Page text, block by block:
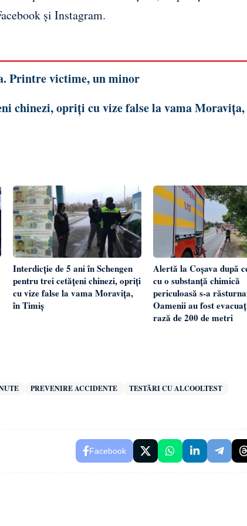
și Instagram.
Printre victime, un minor
chinezi, opriți cu vize false la vama
Interdicție de 5 ani în Schengen
pentru trei cetățeni chinezi, opriți
cu vize false la vama Moravița,
în Timiș
Alertă la Coșava după
cu o substanță chimică
periculoasă s-a
Oamenii au fost
rază de 200 de metri
PREVENIRE ACCIDENTE
TESTĂRI CU ALCOOLTEST
Facebook